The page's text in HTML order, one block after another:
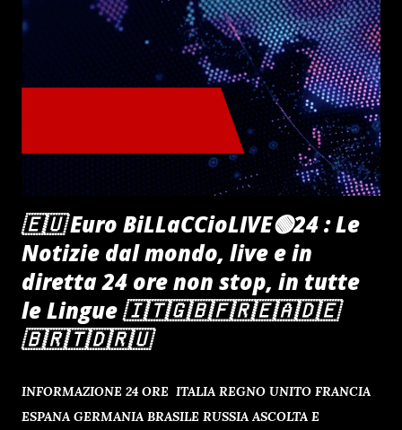
🇪🇺 Euro BiLLaCCioLIVE🟢24 : Le
Notizie dal mondo, live e in
diretta 24 ore non stop, in tutte
le Lingue 🇮🇹🇬🇧🇫🇷🇪🇦🇩🇪
🇧🇷🇹🇩🇷🇺
INFORMAZIONE 24 ORE ITALIA REGNO UNITO FRANCIA
ESPANA GERMANIA BRASILE RUSSIA ASCOLTA E